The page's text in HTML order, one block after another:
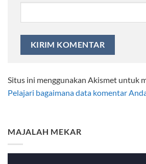
MAJALAH MEKAR
Situs ini menggunakan Akismet untuk
Pelajari bagaimana data komentar